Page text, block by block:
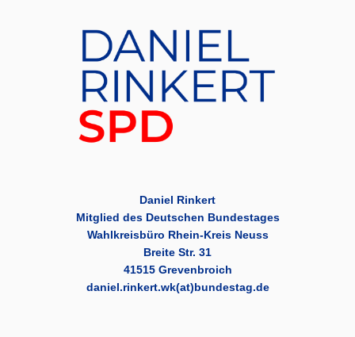
Daniel Rinkert
Mitglied des Deutschen Bundestages
Wahlkreisbüro Rhein-Kreis Neuss
Breite Str. 31
41515 Grevenbroich
daniel.rinkert.wk(at)bundestag.de